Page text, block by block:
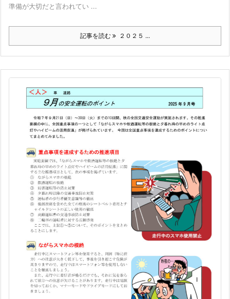
準備が大切だと言われてい ...
記事を読む ２０２５ ...